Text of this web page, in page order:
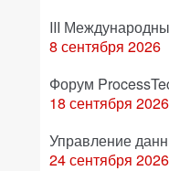
III
8 сентября 2026
Форум
18 сентября 2026
Управление
24 сентября 2026